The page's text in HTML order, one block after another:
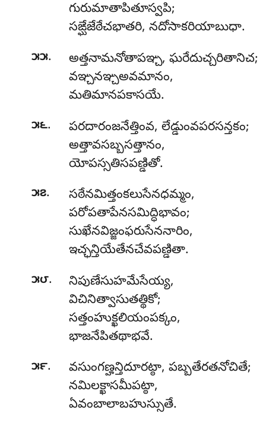
గురుమాతాపితూస్వపి;
సఙ్ఘేజేఠేచభాతరి, నదోసాకరియాబుధా.
౫౫. అత్తనామనోతాపఞ్చ, ఘరేదుచ్చరితానిచ;
వఞ్చనఞ్చఅవమానం,
మతిమానపకాసయే.
౫౬.
పరదారంజనేత్తింవ, లేడ్డుంవపరసన్తకం;
అత్తావసబ్బసత్తానం,
యోపస్సతిసపణ్డితో.
౫౭.
సఠేనమిత్తంకలుసేనధమ్మం,
పరోపతాపేనసమిద్ధిభావం;
సుఖేనవిజ్జంఫరుసేననారిం,
ఇచ్ఛన్తియేతేనచేవపణ్డితా.
౫౮. నిపుణేసుహమేసేయ్య,
విచినిత్వాసుతత్థికో;
సత్తంహుక్ఖలియంపక్కం,
భాజనేపితథాభవే.
౫౯.
వసుంగణ్హన్తిదూరట్ఠా, పబ్బతేరతనోచితే;
నమిలక్ఖాసమీపట్ఠా,
ఏవంబాలాబహుస్సుతే.